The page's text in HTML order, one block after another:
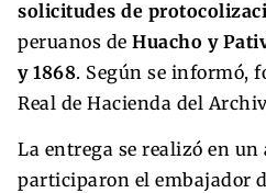
solicitudes de
peruanos de Huacho y
y 1868. Según se informó,
Real de Hacienda del
La entrega se realizó en un
participaron el embajador